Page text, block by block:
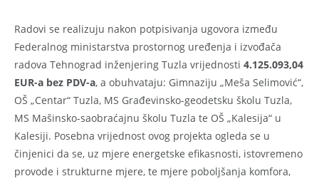
Radovi se realizuju nakon potpisivanja ugovora između
Federalnog ministarstva prostornog uređenja i izvođača
radova Tehnograd inženjering Tuzla vrijednosti 4.125.093,04
EUR-a bez PDV-a, a obuhvataju: Gimnaziju „Meša Selimović“,
OŠ „Centar“ Tuzla, MS Građevinsko-geodetsku školu Tuzla,
MS Mašinsko-saobraćajnu školu Tuzla te OŠ „Kalesija“ u
Kalesiji. Posebna vrijednost ovog projekta ogleda se u
činjenici da se, uz mjere energetske efikasnosti, istovremeno
provode i strukturne mjere, te mjere poboljšanja komfora,